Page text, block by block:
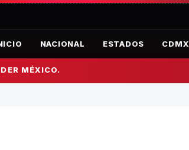
NACIONAL ESTADOS CDMX
MÉXICO.